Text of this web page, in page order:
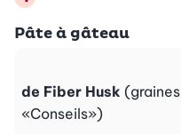
Pâte à gâteau
de Fiber Husk
«Conseils»)